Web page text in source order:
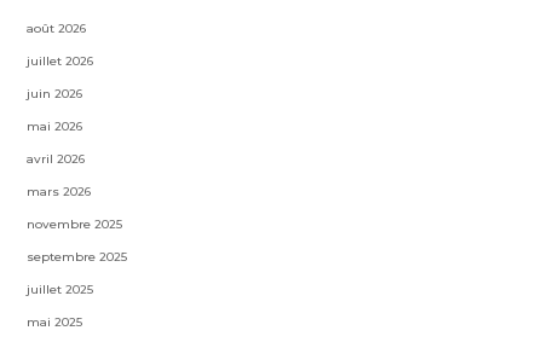
août 2026
juillet 2026
juin 2026
mai 2026
avril 2026
mars 2026
novembre 2025
septembre 2025
juillet 2025
mai 2025